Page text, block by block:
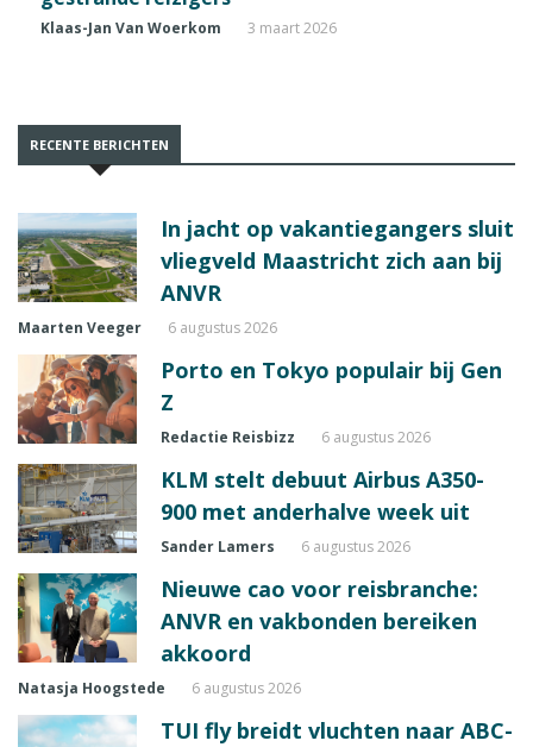
Klaas-Jan Van Woerkom 3 maart 2026
RECENTE BERICHTEN
In jacht op vakantiegangers sluit
vliegveld Maastricht zich aan bij
ANVR
Maarten Veeger 6 augustus 2026
Porto en Tokyo populair bij Gen
Z
Redactie Reisbizz 6 augustus 2026
KLM stelt debuut Airbus A350-
900 met anderhalve week uit
Sander Lamers 6 augustus 2026
Nieuwe cao voor reisbranche:
ANVR en vakbonden bereiken
akkoord
Natasja Hoogstede 6 augustus 2026
TUI fly breidt vluchten naar ABC-